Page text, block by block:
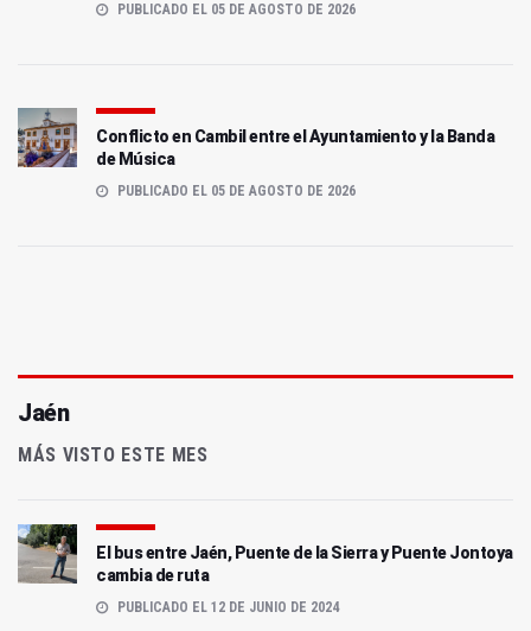
PUBLICADO EL 05 DE AGOSTO DE 2026
Conflicto en Cambil entre el Ayuntamiento y la Banda
de Música
PUBLICADO EL 05 DE AGOSTO DE 2026
Jaén
MÁS VISTO ESTE MES
El bus entre Jaén, Puente de la Sierra y Puente Jontoya
cambia de ruta
PUBLICADO EL 12 DE JUNIO DE 2024